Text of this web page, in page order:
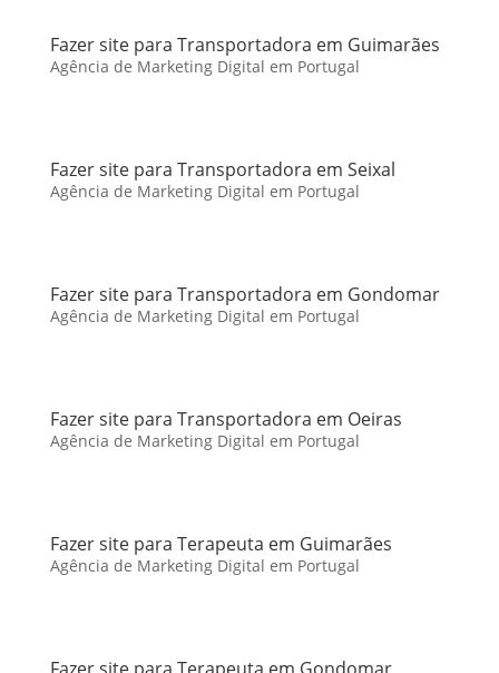
Fazer site para Transportadora em Guimarães
Agência de Marketing Digital em Portugal
Fazer site para Transportadora em Seixal
Agência de Marketing Digital em Portugal
Fazer site para Transportadora em Gondomar
Agência de Marketing Digital em Portugal
Fazer site para Transportadora em Oeiras
Agência de Marketing Digital em Portugal
Fazer site para Terapeuta em Guimarães
Agência de Marketing Digital em Portugal